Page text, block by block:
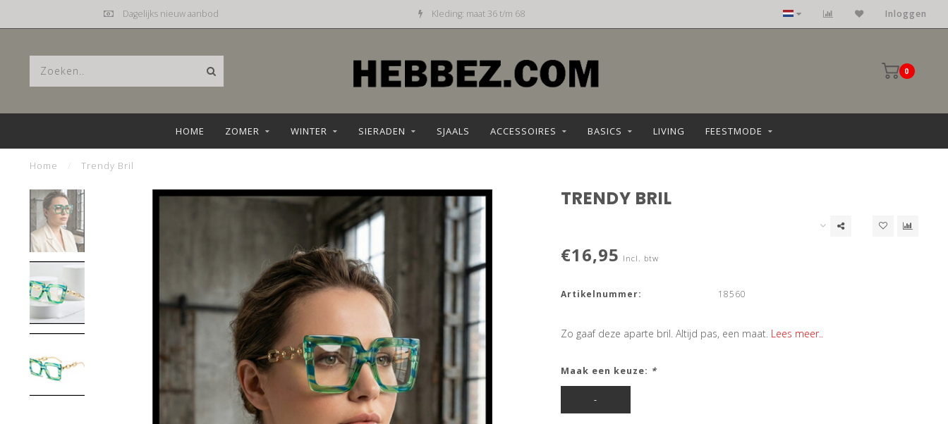
Dagelijks nieuw aanbod Kleding: maat 36 t/m 68 Inloggen
0
HOME ZOMER WINTER SIERADEN SJAALS ACCESSOIRES BASICS LIVING FEESTMODE
Home Trendy Bril
TRENDY BRIL
€16,95 Incl. btw
Artikelnummer: 18560
Zo gaaf deze aparte bril. Altijd pas, een maat. Lees meer..
Maak een keuze: *
-